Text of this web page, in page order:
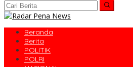
Beranda
Berita
POLITIK
POLRI